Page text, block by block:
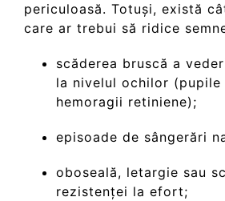
periculoasă. Totuși, există
care ar trebui să ridice
scăderea bruscă a
la nivelul ochilor
hemoragii retiniene);
episoade de sângerări
oboseală, letargie sau
rezistenței la efort;